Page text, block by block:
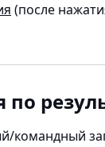
(после
по
командный